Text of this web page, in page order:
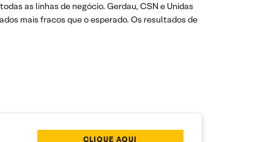
as linhas de negócio. Gerdau, CSN e Unidas
mais fracos que o esperado. Os resultados de
CLIQUE AQUI